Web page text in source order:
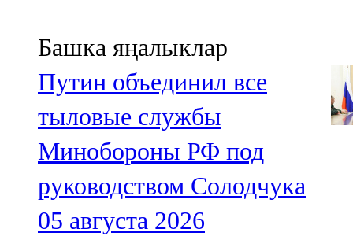
Башка яңалыклар
Путин объединил все
тыловые службы
Минобороны РФ под
руководством Солодчука
05 августа 2026